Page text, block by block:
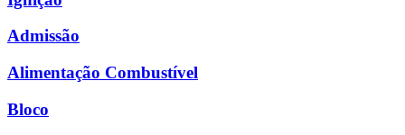
Admissão
Alimentação Combustível
Bloco